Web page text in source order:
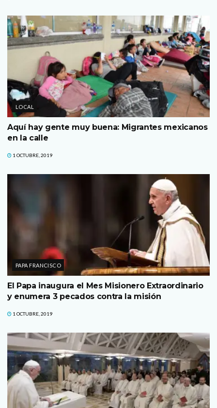
LOCAL
Aquí hay gente muy buena: Migrantes mexicanos
en la calle
1 OCTUBRE, 2019
PAPA FRANCISCO
El Papa inaugura el Mes Misionero Extraordinario
y enumera 3 pecados contra la misión
1 OCTUBRE, 2019